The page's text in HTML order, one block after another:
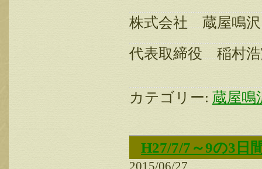
株式会社 蔵屋鳴沢
代表取締役 稲村
カテゴリー: 蔵屋鳴
H27/7/7～9の3日
2015/06/27